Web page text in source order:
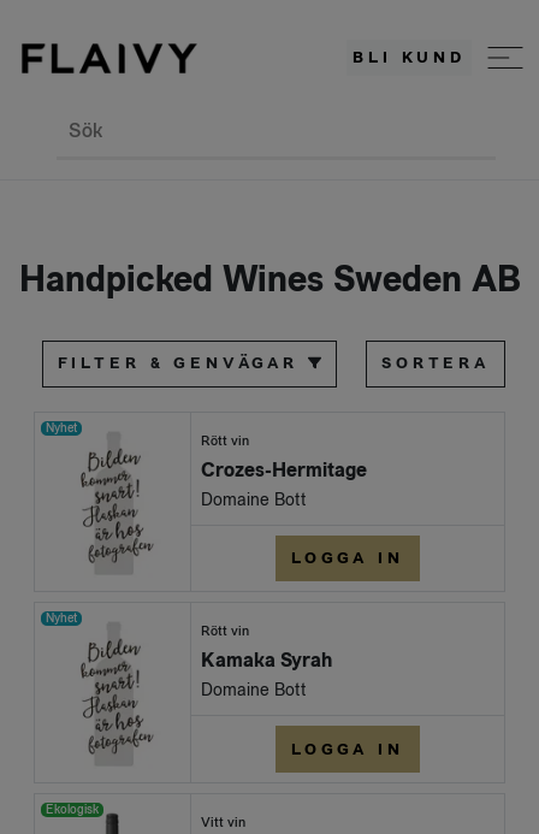
BLI KUND
Sök
Handpicked Wines Sweden AB
FILTER & GENVÄGAR SORTERA
Nyhet
Rött vin
Crozes-Hermitage
Domaine Bott
LOGGA IN
Nyhet
Rött vin
Kamaka Syrah
Domaine Bott
LOGGA IN
Ekologisk
Vitt vin